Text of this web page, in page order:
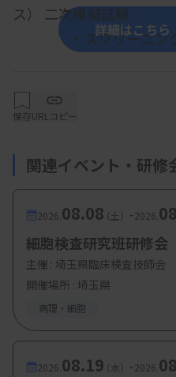
ス） 二次模擬試験
・スクリーニング
【参加費・定員など】
他府県会員・日臨
10000円
・定 員：60 名
詳細はこちら
保存URLコピー
関連イベント・研修
2026. 08.08（土） -2026.
細胞検査研究班研修会
主催 : 埼玉県臨床検査技師会
開催場所 : 埼玉県
病理・細胞
2026. 08.19（水） -2026.